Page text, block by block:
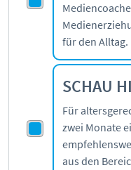
für den Alltag.
SCHAU
Für
zwei Monate
aus den